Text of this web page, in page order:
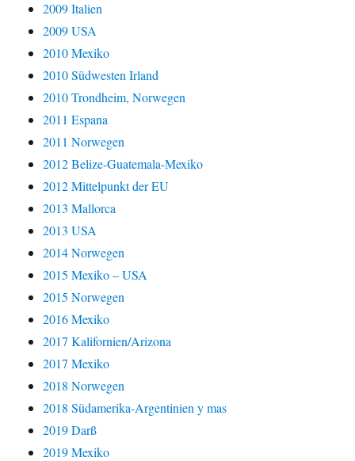
2009 Italien
2009 USA
2010 Mexiko
2010 Südwesten Irland
2010 Trondheim, Norwegen
2011 Espana
2011 Norwegen
2012 Belize-Guatemala-Mexiko
2012 Mittelpunkt der EU
2013 Mallorca
2013 USA
2014 Norwegen
2015 Mexiko – USA
2015 Norwegen
2016 Mexiko
2017 Kalifornien/Arizona
2017 Mexiko
2018 Norwegen
2018 Südamerika-Argentinien y mas
2019 Darß
2019 Mexiko